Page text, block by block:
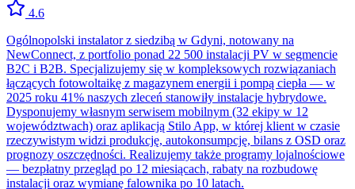
4.6
Ogólnopolski instalator z siedzibą w Gdyni, notowany na
NewConnect, z portfolio ponad 22 500 instalacji PV w segmencie
B2C i B2B. Specjalizujemy się w kompleksowych rozwiązaniach
łączących fotowoltaikę z magazynem energii i pompą ciepła — w
2025 roku 41% naszych zleceń stanowiły instalacje hybrydowe.
Dysponujemy własnym serwisem mobilnym (32 ekipy w 12
województwach) oraz aplikacją Stilo App, w której klient w czasie
rzeczywistym widzi produkcję, autokonsumpcję, bilans z OSD oraz
prognozy oszczędności. Realizujemy także programy lojalnościowe
— bezpłatny przegląd po 12 miesiącach, rabaty na rozbudowę
instalacji oraz wymianę falownika po 10 latach.